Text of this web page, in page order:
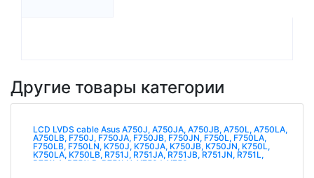
Другие товары категории
LCD LVDS cable Asus A750J, A750JA, A750JB, A750L, A750LA,
A750LB, F750J, F750JA, F750JB, F750JN, F750L, F750LA,
F750LB, F750LN, K750J, K750JA, K750JB, K750JN, K750L,
K750LA, K750LB, R751J, R751JA, R751JB, R751JN, R751L,
R751LA, R751LB, R751LN, X750J, X750